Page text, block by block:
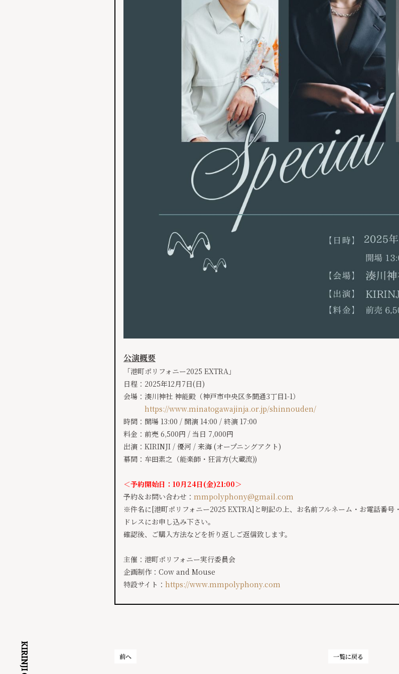
公演概要
「港町ポリフォニー2025 EXTRA」
日程：2025年12月7日(日)
会場：湊川神社 神能殿（神戸市中央区多聞通3丁目1-1）
https://www.minatogawajinja.or.jp/shinnouden/
時間：開場 13:00 / 開演 14:00 / 終演 17:00
料金：前売 6,500円 / 当日 7,000円
出演：KIRINJI / 優河 / 来海 (オープニングアクト)
幕間：牟田素之（能楽師・狂言方(大蔵流))
＜予約開始日：10月24日(金)21:00＞
予約＆お問い合わせ： mmpolyphony@gmail.com
※件名に[港町ポリフォニー2025 EXTRA]と明記の上、お名前フルネーム・お電話番号
ドレスにお申し込み下さい。
確認後、ご購入方法などを折り返しご返信致します。
主催：港町ポリフォニー実行委員会
企画制作：Cow and Mouse
特設サイト： https://www.mmpolyphony.com
前へ 一覧に戻る